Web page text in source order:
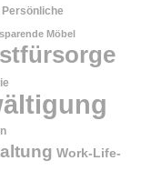
Persönliche
Möbel
Work-Life-